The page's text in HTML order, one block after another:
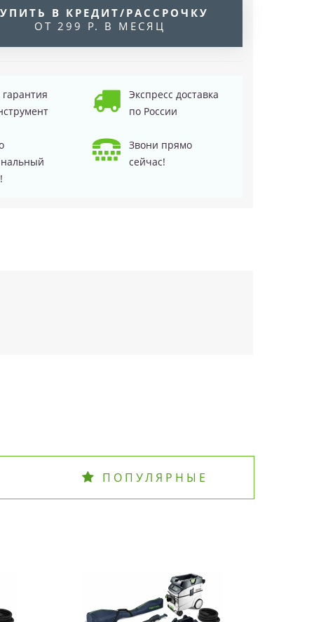
В КРЕДИТ/РАССРОЧКУ
ОТ 299 Р. В МЕСЯЦ
гарантия
Экспресс доставка
по России
Звони прямо
сейчас!
ПОПУЛЯРНЫЕ